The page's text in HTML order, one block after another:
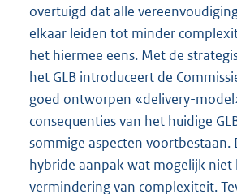
overtuigd dat alle
elkaar leiden tot minder
het hiermee eens. Met de
het GLB introduceert de
goed ontworpen «delivery-
consequenties van het huidige
sommige aspecten
hybride aanpak wat mogelijk
vermindering van complexiteit.